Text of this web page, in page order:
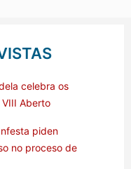
celebra os
Aberto
piden
no proceso de